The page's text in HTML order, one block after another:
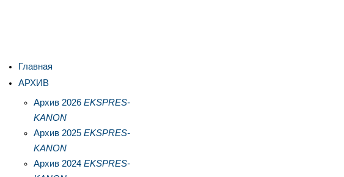
Главная
АРХИВ
Архив 2026 EKSPRES-
KANON
Архив 2025 EKSPRES-
KANON
Архив 2024 EKSPRES-